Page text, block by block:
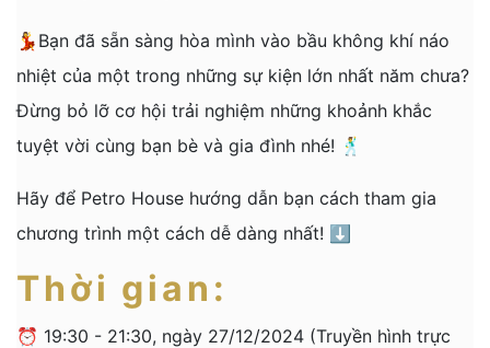
💃Bạn đã sẵn sàng hòa mình vào bầu không khí náo
nhiệt của một trong những sự kiện lớn nhất năm chưa?
Đừng bỏ lỡ cơ hội trải nghiệm những khoảnh khắc
tuyệt vời cùng bạn bè và gia đình nhé! 🕺
Hãy để Petro House hướng dẫn bạn cách tham gia
chương trình một cách dễ dàng nhất! ⬇️
Thời gian:
⏰ 19:30 - 21:30, ngày 27/12/2024 (Truyền hình trực